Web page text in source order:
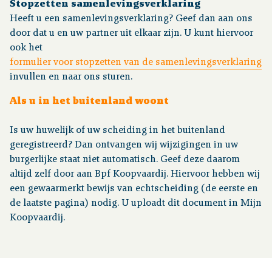
Stopzetten samenlevingsverklaring
Heeft u een samenlevingsverklaring? Geef dan aan ons
door dat u en uw partner uit elkaar zijn. U kunt hiervoor
ook het
formulier voor stopzetten van de samenlevingsverklaring
invullen en naar ons sturen.
Als u in het buitenland woont
Is uw huwelijk of uw scheiding in het buitenland
geregistreerd? Dan ontvangen wij wijzigingen in uw
burgerlijke staat niet automatisch. Geef deze daarom
altijd zelf door aan Bpf Koopvaardij. Hiervoor hebben wij
een gewaarmerkt bewijs van echtscheiding (de eerste en
de laatste pagina) nodig. U uploadt dit document in Mijn
Koopvaardij.